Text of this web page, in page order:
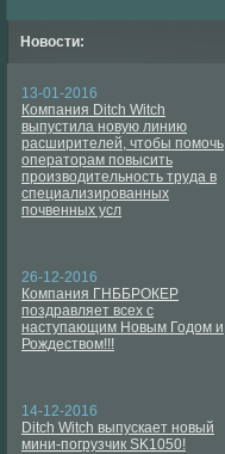
Новости:
13-01-2016
Компания Ditch Witch
выпустила новую линию
расширителей, чтобы помочь
операторам повысить
производительность труда в
специализированных
почвенных усл
26-12-2016
Компания ГНББРОКЕР
поздравляет всех с
наступающим Новым Годом и
Рождеством!!!
14-12-2016
Ditch Witch выпускает новый
мини-погрузчик SK1050!